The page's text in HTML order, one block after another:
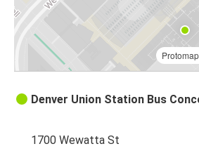
Denver Union Station Bus
1700 Wewatta St